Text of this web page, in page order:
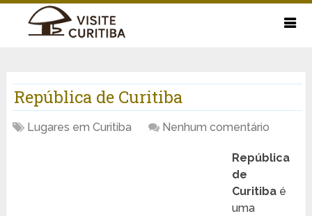
República de Curitiba
Lugares em Curitiba Nenhum comentário
República
de
Curitibaé
uma